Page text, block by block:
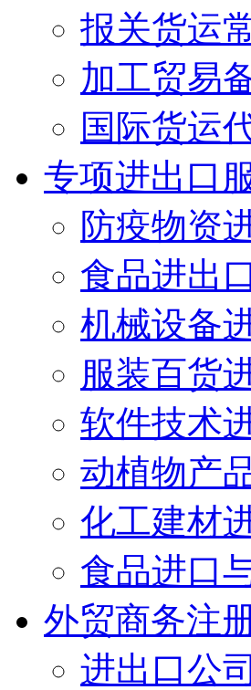
报关货运
加工贸易
国际货运
专项进出口
防疫物资
食品进出
机械设备
服装百货
软件技术
动植物产
化工建材
食品进口
外贸商务注
进出口公